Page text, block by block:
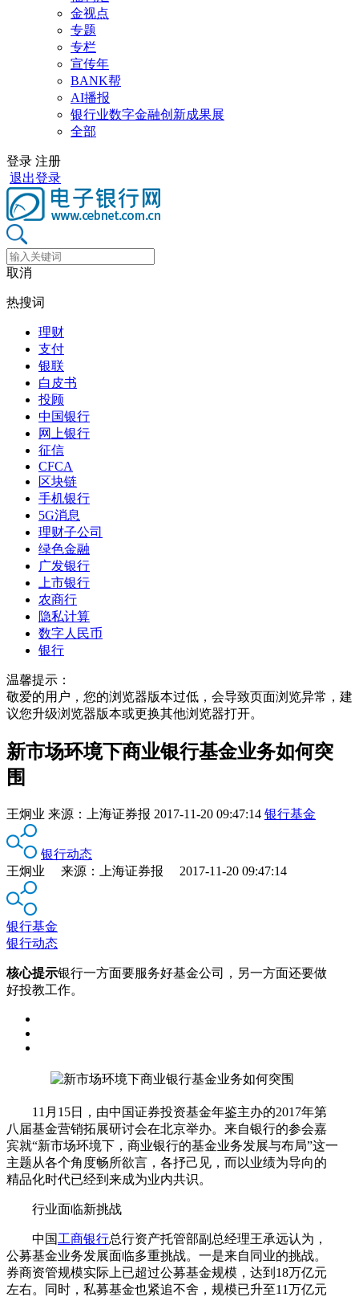
金视点
专题
专栏
宣传年
BANK帮
AI播报
银行业数字金融创新成果展
全部
登录 注册
退出登录
取消
热搜词
理财
支付
银联
白皮书
投顾
中国银行
网上银行
征信
CFCA
区块链
手机银行
5G消息
理财子公司
绿色金融
广发银行
上市银行
农商行
隐私计算
数字人民币
银行
温馨提示：
敬爱的用户，您的浏览器版本过低，会导致页面浏览异常，建
议您升级浏览器版本或更换其他浏览器打开。
新市场环境下商业银行基金业务如何突
围
王炯业 来源： 上海证券报 2017-11-20 09:47:14 银行基金
银行动态
王炯业 来源：上海证券报 2017-11-20 09:47:14
银行基金
银行动态
核心提示银行一方面要服务好基金公司，另一方面还要做
好投教工作。
11月15日，由中国证券投资基金年鉴主办的2017年第
八届基金营销拓展研讨会在北京举办。来自银行的参会嘉
宾就“新市场环境下，商业银行的基金业务发展与布局”这一
主题从各个角度畅所欲言，各抒己见，而以业绩为导向的
精品化时代已经到来成为业内共识。
行业面临新挑战
中国工商银行总行资产托管部副总经理王承远认为，
公募基金业务发展面临多重挑战。一是来自同业的挑战。
券商资管规模实际上已超过公募基金规模，达到18万亿元
左右。同时，私募基金也紧追不舍，规模已升至11万亿元